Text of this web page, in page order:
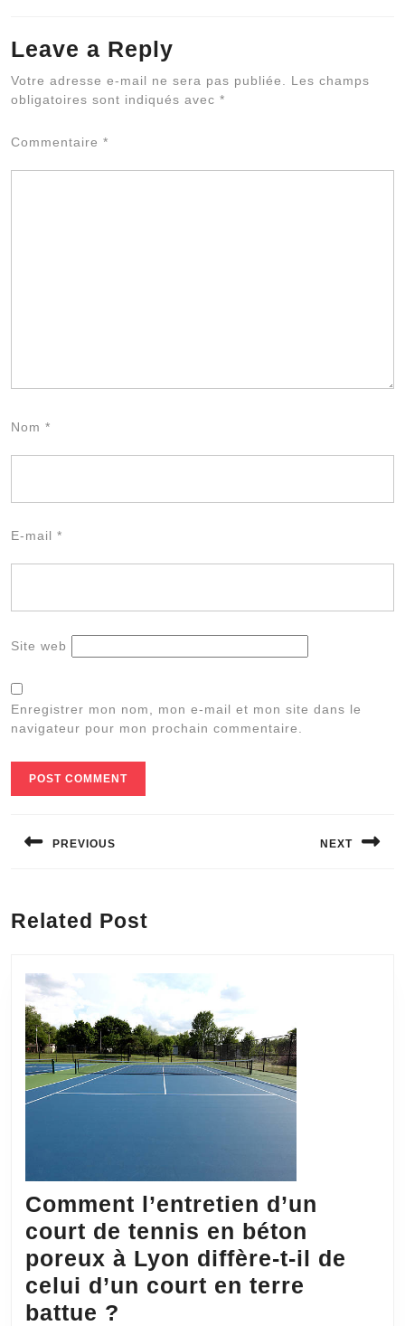
Leave a Reply
Votre adresse e-mail ne sera pas publiée.
Les champs
obligatoires sont indiqués avec *
Commentaire *
Nom *
E-mail *
Site web
Enregistrer mon nom, mon e-mail et mon site dans le
navigateur pour mon prochain commentaire.
de
PREVIOUS
post:
NEXT
Related Post
Comment l’entretien d’un
court de tennis en béton
poreux à Lyon diffère-t-il de
celui d’un court en terre
battue ?